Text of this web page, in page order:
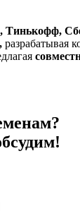
Тинькофф,
разрабатывая